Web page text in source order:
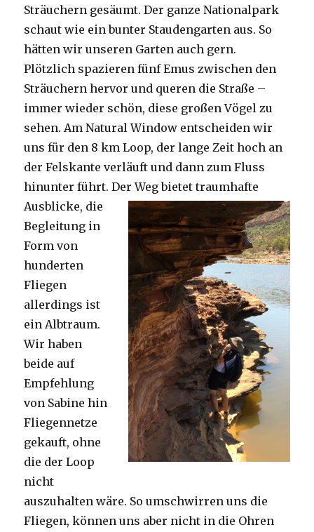
Sträuchern gesäumt. Der ganze Nationalpark
schaut wie ein bunter Staudengarten aus. So
hätten wir unseren Garten auch gern.
Plötzlich spazieren fünf Emus zwischen den
Sträuchern hervor und queren die Straße –
immer wieder schön, diese großen Vögel zu
sehen. Am Natural Window entscheiden wir
uns für den 8 km Loop, der lange Zeit hoch an
der Felskante verläuft und dann zum Fluss
hinunter führt. Der Weg bietet traumhafte
Ausblicke, die
Begleitung in
Form von
hunderten
Fliegen
allerdings ist
ein Albtraum.
Wir haben
beide auf
Empfehlung
von Sabine hin
Fliegennetze
gekauft, ohne
die der Loop
nicht
auszuhalten wäre. So umschwirren uns die
Fliegen, können uns aber nicht in die Ohren